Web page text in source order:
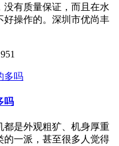
有质量保证，而且在水
好操作的。深圳市优尚丰
吗
都是外观粗犷、机身厚重
的一派，甚至很多人觉得